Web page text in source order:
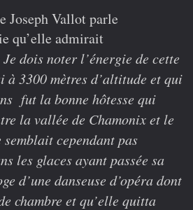
Vallot parle
qu’elle admirait
dois noter l’énergie de cette
à 3300 mètres d’altitude et qui
fut la bonne hôtesse qui
la vallée de Chamonix et le
cependant pas
les glaces ayant passée sa
d’une danseuse d’opéra dont
chambre et qu’elle quitta